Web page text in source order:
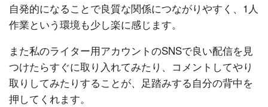
自発的になることで良質な関係につながりやすく、1人
作業という環境も少し楽に感じます。
また私のライター用アカウントのSNSで良い配信を見
つけたらすぐに取り入れてみたり、コメントしてやり
取りしてみたりすることが、足踏みする自分の背中を
押してくれます。